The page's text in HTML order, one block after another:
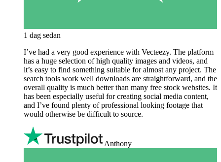
1 dag sedan
I’ve had a very good experience with Vecteezy. The platform
has a huge selection of high quality images and videos, and
it’s easy to find something suitable for almost any project. The
search tools work well downloads are straightforward, and the
overall quality is much better than many free stock websites. It
has been especially useful for creating social media content,
and I’ve found plenty of professional looking footage that
would otherwise be difficult to source.
Anthony